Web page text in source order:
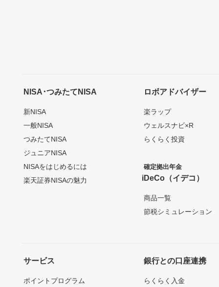
NISA･つみたてNISA
新NISA
一般NISA
つみたてNISA
ジュニアNISA
NISAをはじめるには
楽天証券NISAの魅力
ロボアドバイザー
楽ラップ
ウェルスナビ×R
らくらく投資
確定拠出年金
iDeCo（イデコ）
商品一覧
節税シミュレーション
サービス
ポイントプログラム
銀行との口座連携
らくらく入金